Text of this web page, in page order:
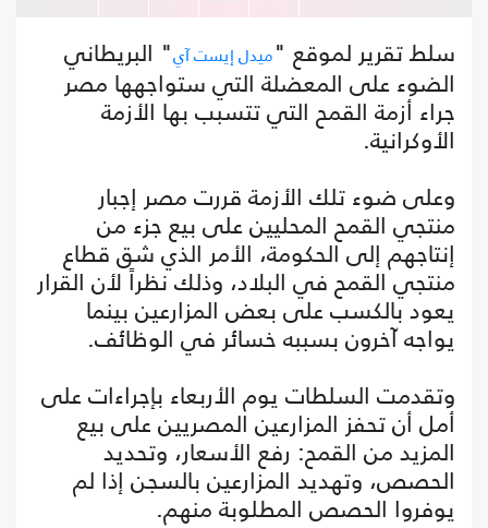
سلط تقرير لموقع "ميدل إيست آي" البريطاني
الضوء على المعضلة التي ستواجهها مصر
جراء أزمة القمح التي تتسبب بها الأزمة
الأوكرانية.
وعلى ضوء تلك الأزمة قررت مصر إجبار
منتجي القمح المحليين على بيع جزء من
إنتاجهم إلى الحكومة، الأمر الذي شق قطاع
منتجي القمح في البلاد، وذلك نظراً لأن القرار
يعود بالكسب على بعض المزارعين بينما
يواجه آخرون بسببه خسائر في الوظائف.
وتقدمت السلطات يوم الأربعاء بإجراءات على
أمل أن تحفز المزارعين المصريين على بيع
المزيد من القمح: رفع الأسعار، وتحديد
الحصص، وتهديد المزارعين بالسجن إذا لم
يوفروا الحصص المطلوبة منهم.